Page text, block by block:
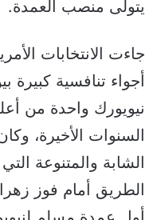
يتولى منصب العمدة.
أجواء تنافسية
نيويورك واحدة من
السنوات الأخيرة،
الشابة والمتنوعة
الطريق أمام فوز